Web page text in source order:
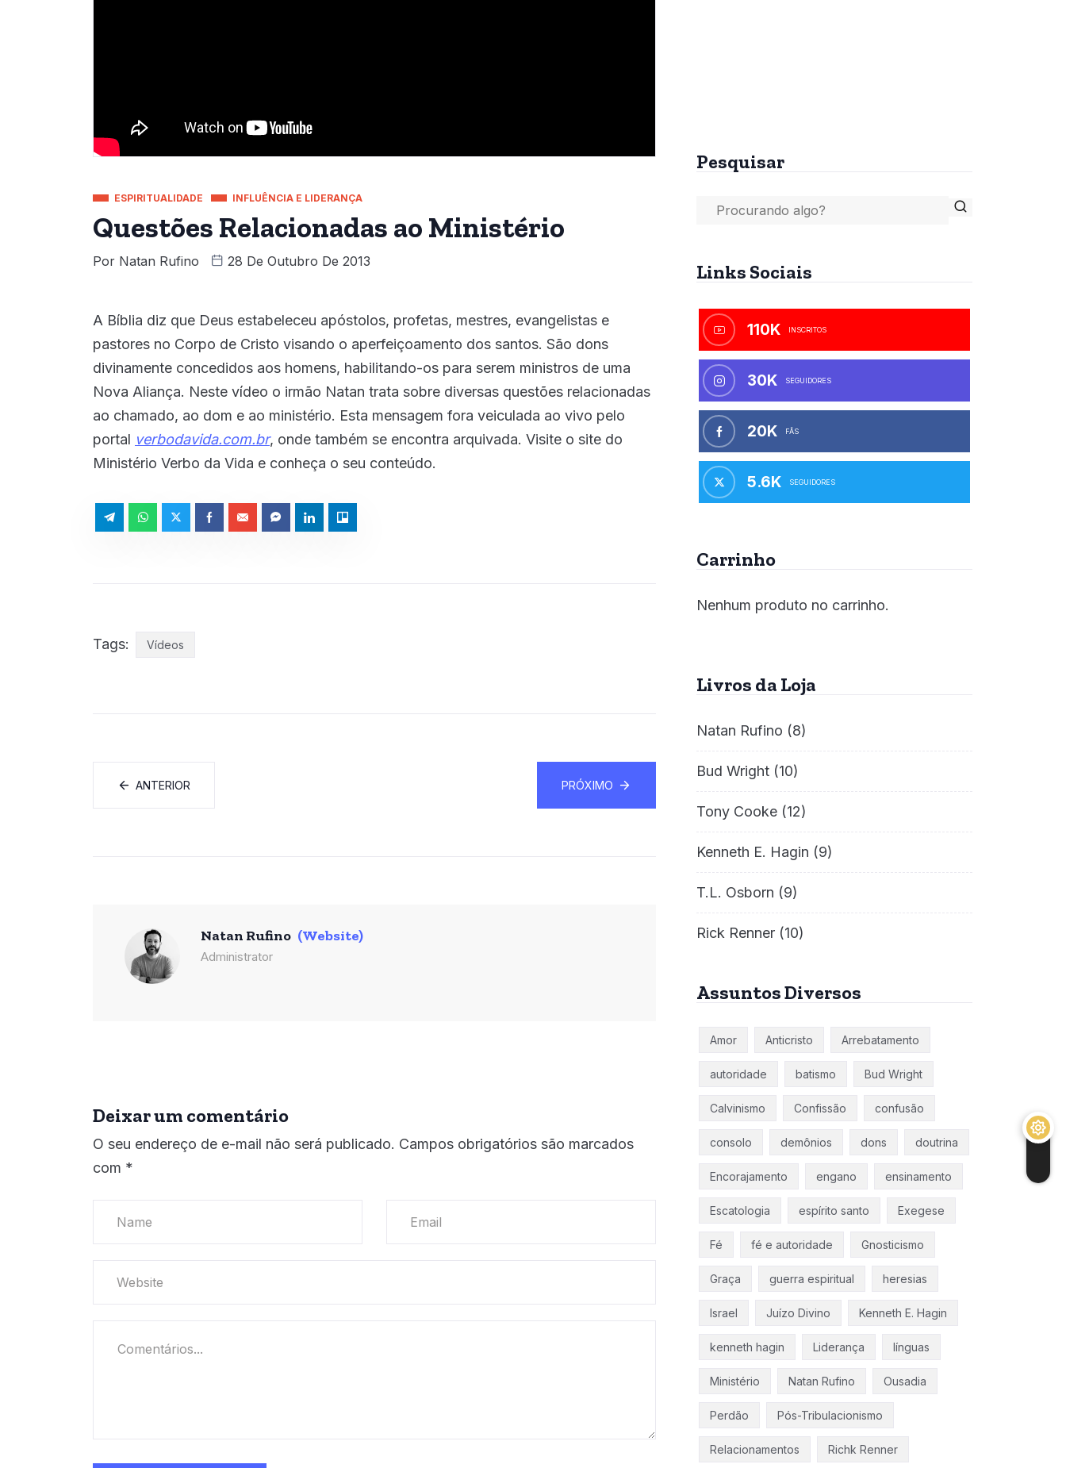
ESPIRITUALIDADE INFLUÊNCIA E LIDERANÇA
Questões Relacionadas ao Ministério
Por Natan Rufino 28 De Outubro De 2013
A Bíblia diz que Deus estabeleceu apóstolos, profetas, mestres, evangelistas e
pastores no Corpo de Cristo visando o aperfeiçoamento dos santos. São dons
divinamente concedidos aos homens, habilitando-os para serem ministros de uma
Nova Aliança. Neste vídeo o irmão Natan trata sobre diversas questões relacionadas
ao chamado, ao dom e ao ministério. Esta mensagem fora veiculada ao vivo pelo
portal verbodavida.com.br, onde também se encontra arquivada. Visite o site do
Ministério Verbo da Vida e conheça o seu conteúdo.
Tags: Vídeos
ANTERIOR PRÓXIMO
Natan Rufino (Website)
Administrator
Deixar um comentário
O seu endereço de e-mail não será publicado. Campos obrigatórios são marcados
com *
Pesquisar
Links Sociais
110K INSCRITOS
30K SEGUIDORES
20K FÃS
5.6K SEGUIDORES
Carrinho
Nenhum produto no carrinho.
Livros da Loja
Natan Rufino (8)
Bud Wright (10)
Tony Cooke (12)
Kenneth E. Hagin (9)
T.L. Osborn (9)
Rick Renner (10)
Assuntos Diversos
Amor Anticristo Arrebatamento
autoridade batismo Bud Wright
Calvinismo Confissão confusão
consolo demônios dons doutrina
Encorajamento engano ensinamento
Escatologia espírito santo Exegese
Fé fé e autoridade Gnosticismo
Graça guerra espiritual heresias
Israel Juízo Divino Kenneth E. Hagin
kenneth hagin Liderança línguas
Ministério Natan Rufino Ousadia
Perdão Pós-Tribulacionismo
Relacionamentos Richk Renner